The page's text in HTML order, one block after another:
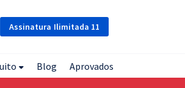
Assinatura Ilimitada 11
Blog Aprovados